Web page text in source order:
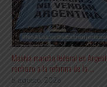
Masiva marcha federal en
rechazo a la reforma de la ...
5 agosto, 2026